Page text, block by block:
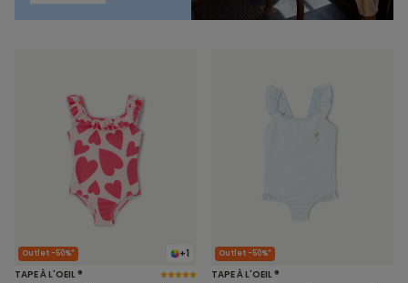
+1
Outlet -50%*
TAPE À L'OEIL ®
Outlet -50%*
TAPE À L'OEIL ®